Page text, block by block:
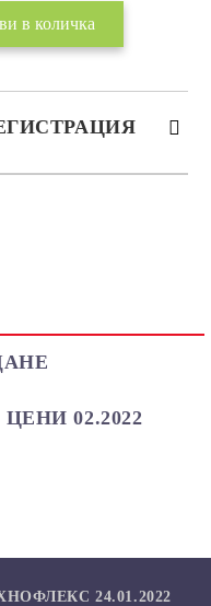
ден.
02.2022
24.01.2022